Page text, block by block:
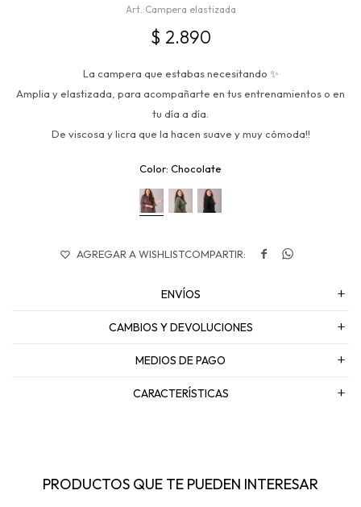
Campera elastizada
$ 2.890
La campera que estabas necesitando ✨
Amplia y elastizada, para acompañarte en tus entrenamientos o en
tu día a día.
De viscosa y licra que la hacen suave y muy cómoda!!
Chocolate
 
ENVÍOS
CAMBIOS Y DEVOLUCIONES
MEDIOS DE PAGO
CARACTERÍSTICAS
PRODUCTOS QUE TE PUEDEN INTERESAR